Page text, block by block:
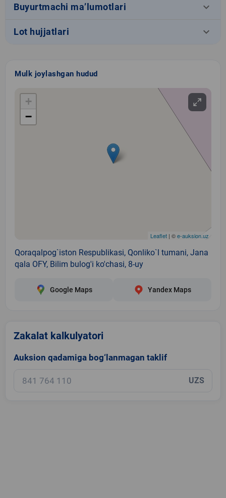
Buyurtmachi ma’lumotlari keyboard_arrow_down
Lot hujjatlari keyboard_arrow_down
Mulk joylashgan hudud
+
−
Leaflet | ©e-auksion.uz
Qoraqalpog`iston Respublikasi, Qonliko`l tumani, Jana
qala OFY, Bilim bulog'i ko'chasi, 8-uy
Google Maps Yandex Maps
Zakalat kalkulyatori
Auksion qadamiga bog‘lanmagan taklif
UZS